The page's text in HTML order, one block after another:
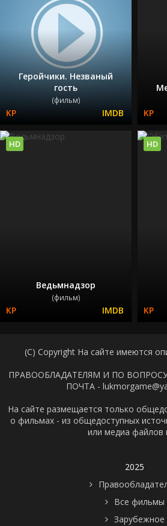
Геройчики. Незваный
гость
(фильм)
Ведьмнадзор
(фильм)
HD HD
(C) Copyright На сайте имеются
ПРАВООБЛАДАТЕЛЯМ И ПО
ПОЧТА -
На сайте размещается только
о фильмах - из общедоступных
или медиа файлов
2025
Все фильмы
Зарубежное